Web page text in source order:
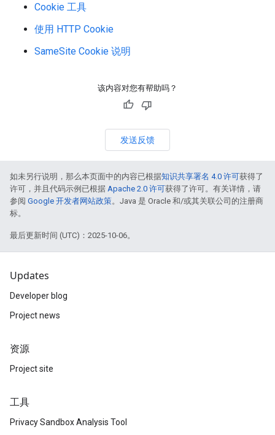
Cookie 工具
使用 HTTP Cookie
SameSite Cookie 说明
该内容对您有帮助吗？
发送反馈
如未另行说明，那么本页面中的内容已根据知识共享署名 4.0 许可获得了
许可，并且代码示例已根据 Apache 2.0 许可获得了许可。有关详情，请
参阅 Google 开发者网站政策。Java 是 Oracle 和/或其关联公司的注册商
标。
最后更新时间 (UTC)：2025-10-06。
Updates
Developer blog
Project news
资源
Project site
工具
Privacy Sandbox Analysis Tool